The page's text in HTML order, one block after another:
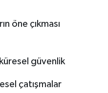
öne çıkması
güvenlik
çatışmalar